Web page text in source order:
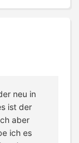
neu in
ist der
aber
ich es